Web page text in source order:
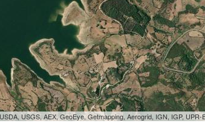
USGS, AEX, GeoEye, Getmapping, Aerogrid, IGN, IGP, UPR-